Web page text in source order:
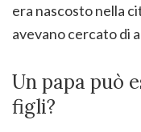
era nascosto nella
avevano cercato di
Un papa può
figli?